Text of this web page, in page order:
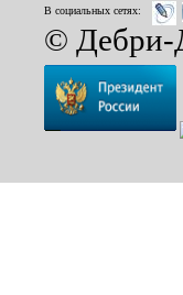
В социальных сетях:
© Дебри-